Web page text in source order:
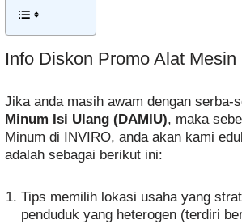
Info Diskon Promo Alat
Jika anda masih awam dengan
Minum Isi Ulang (DAMIU), maka
Minum di INVIRO, anda akan kami
adalah sebagai berikut ini:
Tips memilih lokasi usaha yang
penduduk yang heterogen (terdiri